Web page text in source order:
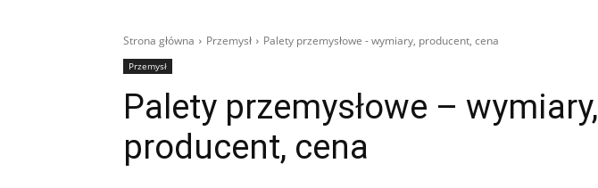
Strona główna Przemysł Palety przemysłowe - wymiary, producent, cena
Przemysł
Palety przemysłowe – wymiary,
producent, cena